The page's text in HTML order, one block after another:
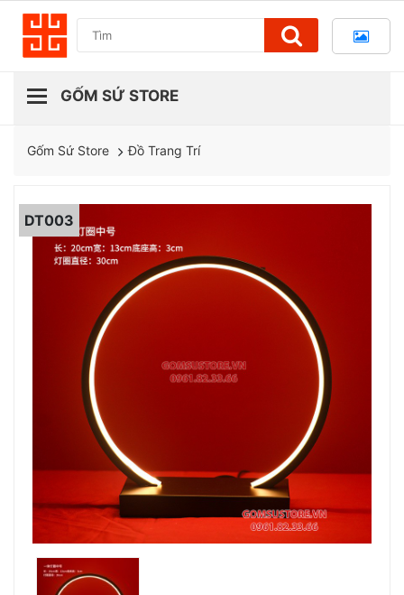
Gốm Sứ Store Đồ Trang Trí
DT003